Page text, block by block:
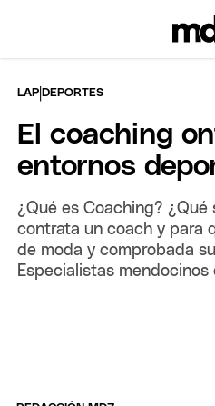
LAP |DEPORTES
El coaching
entornos
¿Qué es Coaching?
contrata un coach y para
de moda y comprobada
Especialistas mendocinos